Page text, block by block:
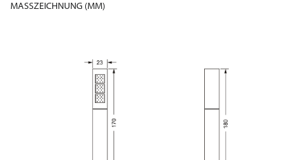
MASSZEICHNUNG (MM)